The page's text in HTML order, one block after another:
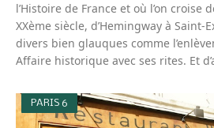
l’Histoire de France et où l’on croise
XXème siècle, d’Hemingway à Saint-
divers bien glauques comme
Affaire historique avec ses rites. Et
PARIS 6